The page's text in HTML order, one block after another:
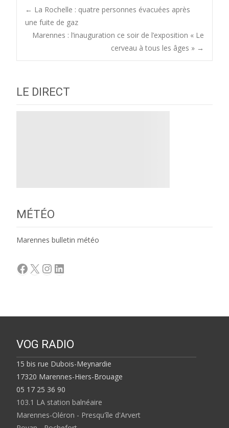
Post
navigation
← La Rochelle : quatre personnes évacuées après
une fuite de gaz
Marennes : l’inauguration ce soir de l’exposition « Le
cerveau à tous les âges » →
LE DIRECT
MÉTÉO
Marennes bulletin météo
Facebook
X Instagram
LinkedIn
VOG RADIO
15 bis rue Dubois-Meynardie
17320 Marennes-Hiers-Brouage
05 17 25 36 90
103.1 LA station balnéaire
Marennes-Oléron - Presqu'île d'Arvert